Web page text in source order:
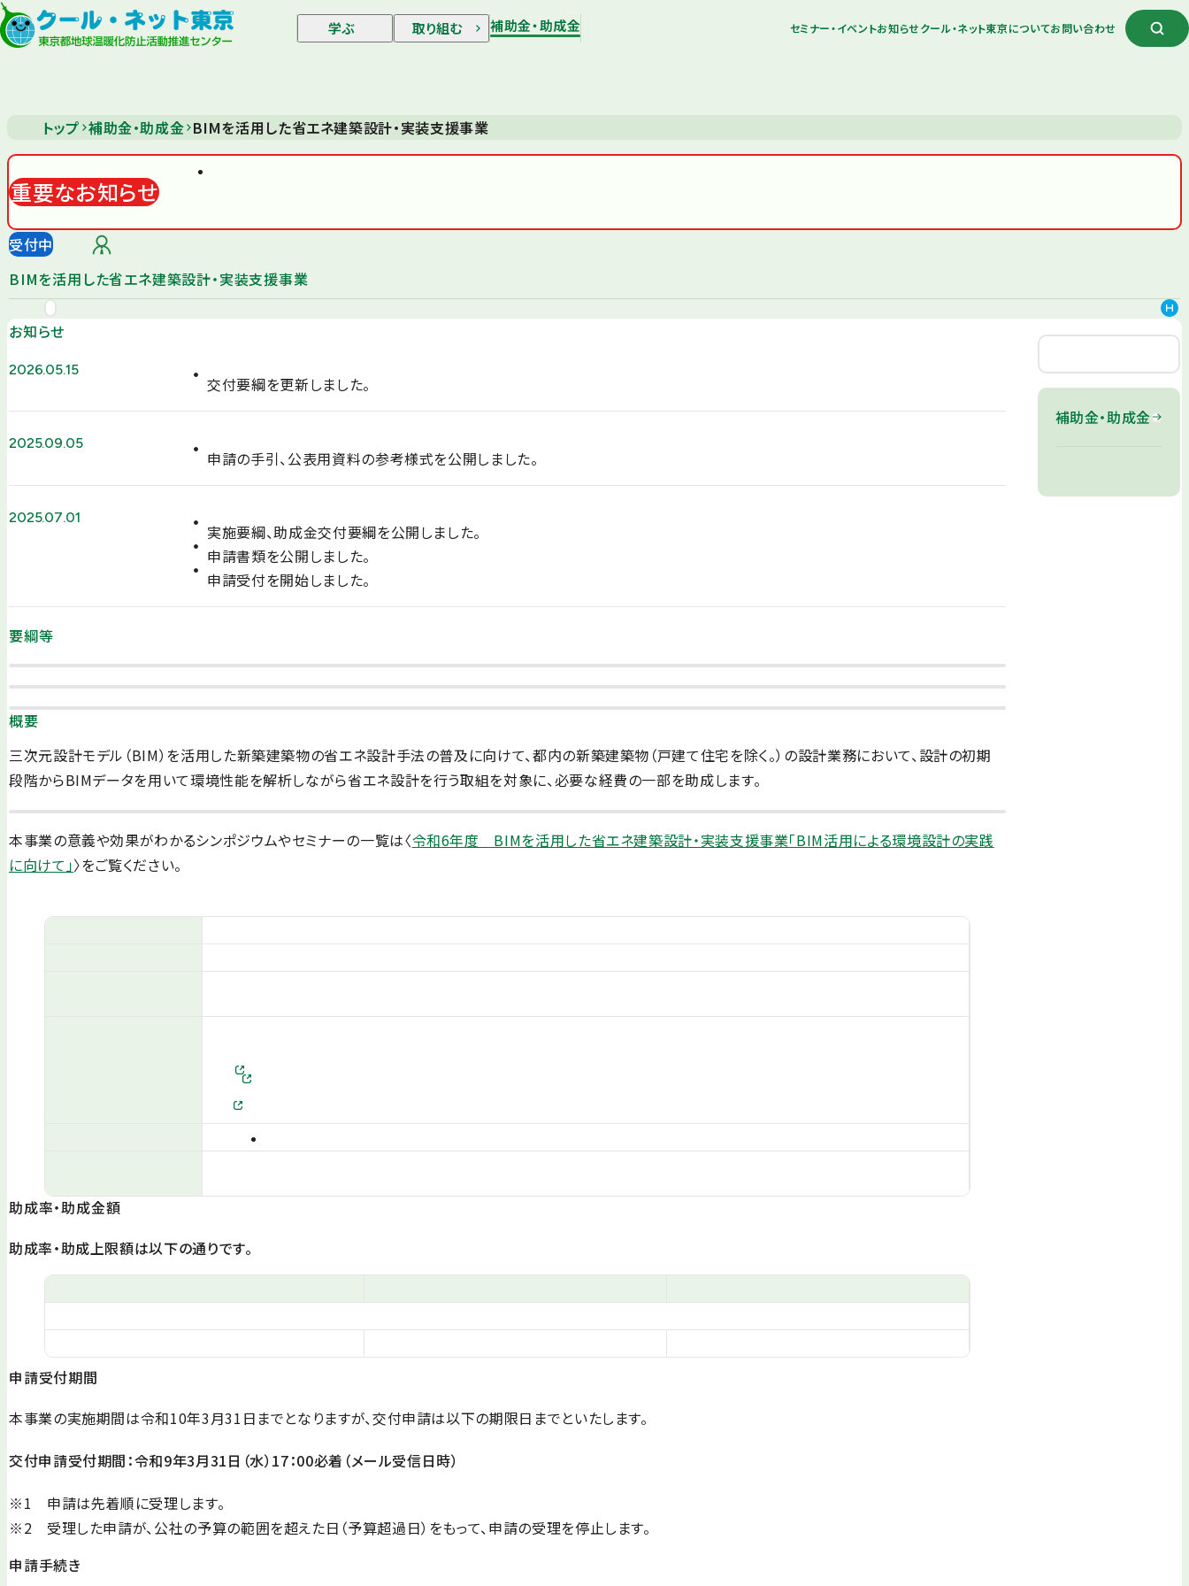
学ぶ 取り組む 補助金・助成金 セミナー・イベントお知らせクール・ネット東京についてお問い合わせ
トップ 補助金・助成金 BIMを活用した省エネ建築設計・実装支援事業
重要なお知らせ
受付中
BIMを活用した省エネ建築設計・実装支援事業
補助金・助成金
お知らせ
2026.05.15
交付要綱を更新しました。
2025.09.05
申請の手引、公表用資料の参考様式を公開しました。
2025.07.01
実施要綱、助成金交付要綱を公開しました。
申請書類を公開しました。
申請受付を開始しました。
要綱等
概要
三次元設計モデル（BIM）を活用した新築建築物の省エネ設計手法の普及に向けて、都内の新築建築物（戸建て住宅を除く。）の設計業務において、設計の初期
段階からBIMデータを用いて環境性能を解析しながら省エネ設計を行う取組を対象に、必要な経費の一部を助成します。
本事業の意義や効果がわかるシンポジウムやセミナーの一覧は〈令和6年度 BIMを活用した省エネ建築設計・実装支援事業「BIM活用による環境設計の実践
に向けて」〉をご覧ください。
助成率・助成金額
助成率・助成上限額は以下の通りです。
申請受付期間
本事業の実施期間は令和10年3月31日までとなりますが、交付申請は以下の期限日までといたします。
交付申請受付期間：令和9年3月31日（水）17：00必着（メール受信日時）
※1 申請は先着順に受理します。
※2 受理した申請が、公社の予算の範囲を超えた日（予算超過日）をもって、申請の受理を停止します。
申請手続き